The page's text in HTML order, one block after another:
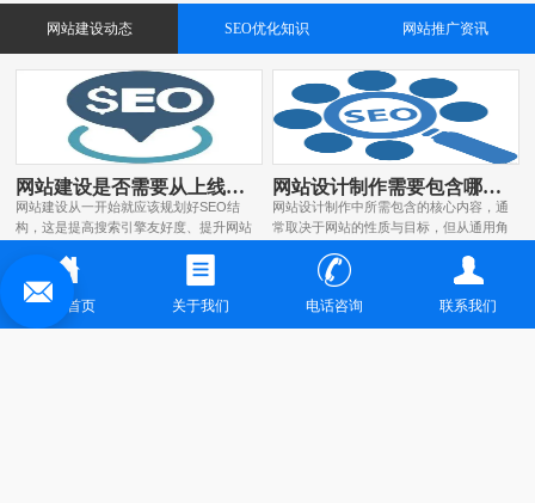
网站建设动态 SEO优化知识 网站推广资讯
网站建设是否需要从上线之初就做好SEO结构？
网站建设从一开始就应该规划好SEO结
构，这是提高搜索引擎友好度、提升网站
在建站初期只注重页面设计和功能开发，
忽略了SEO的基本结构，等到上线后才
发现诸多不利于优化的问题，再去返工修
改不仅成本高，还容易影响...
网站设计制作需要包含哪些核心内容？
网站设计制作中所需包含的核心内容，通
常取决于网站的性质与目标，但从通用角
站，往往应具备以下几个关键板块：首先
是首页，它是用户进入网站的第一入口，
也是品牌形象的核心展示位。首页应具备
清晰的导航结构、突出的核心...
网站首页 关于我们 电话咨询 联系我们